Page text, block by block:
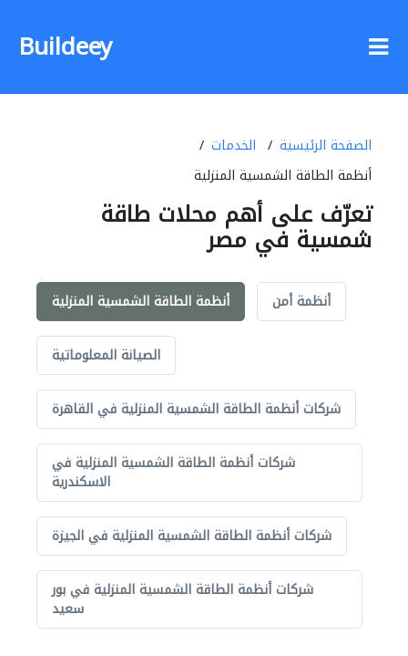
Buildeey
الصفحة الرئيسية
الخدمات
أنظمة الطاقة الشمسية المنزلية
تعرّف على أهم محلات طاقة
شمسية في مصر
أنظمة الطاقة الشمسية المنزلية أنظمة أمن
الصيانة المعلوماتية
شركات أنظمة الطاقة الشمسية المنزلية في القاهرة
شركات أنظمة الطاقة الشمسية المنزلية في
الاسكندرية
شركات أنظمة الطاقة الشمسية المنزلية في الجيزة
شركات أنظمة الطاقة الشمسية المنزلية في بور
سعيد